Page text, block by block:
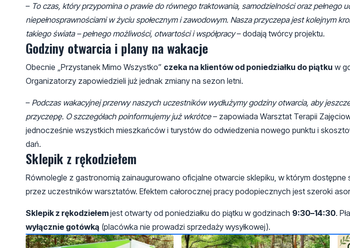
– To czas, który przypomina o prawie do równego traktowania, samodzielności oraz pełnego
niepełnosprawnościami w życiu społecznym i zawodowym. Nasza przyczepa jest kolejnym
takiego świata – pełnego możliwości, otwartości i współpracy– dodają twórcy projektu.
Godziny otwarcia i plany na wakacje
Obecnie „Przystanek Mimo Wszystko” czeka na klientów od poniedziałku do piątku w
Organizatorzy zapowiedzieli już jednak zmiany na sezon letni.
– Podczas wakacyjnej przerwy naszych uczestników wydłużymy godziny otwarcia, aby
przyczepę. O szczegółach poinformujemy już wkrótce– zapowiada Warsztat Terapii
jednocześnie wszystkich mieszkańców i turystów do odwiedzenia nowego punktu i
dań.
Sklepik z rękodziełem
Równolegle z gastronomią zainaugurowano oficjalne otwarcie sklepiku, w którym
przez uczestników warsztatów. Efektem całorocznej pracy podopiecznych jest szeroki
Sklepik z rękodziełemjest otwarty od poniedziałku do piątku w godzinach 9:30–14:30.
wyłącznie gotówką (placówka nie prowadzi sprzedaży wysyłkowej).